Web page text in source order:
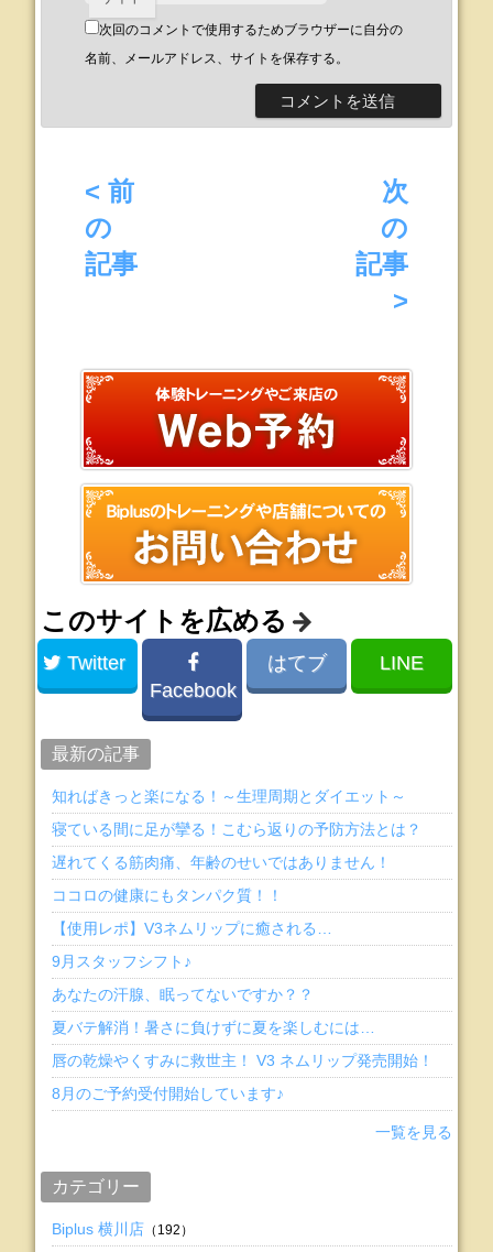
次回のコメントで使用するためブラウザーに自分の
名前、メールアドレス、サイトを保存する。
< 前
の
記事
次
の
記事
>
このサイトを広める
Twitter
Facebook
はてブ LINE
最新の記事
知ればきっと楽になる！～生理周期とダイエット～
寝ている間に足が攣る！こむら返りの予防方法とは？
遅れてくる筋肉痛、年齢のせいではありません！
ココロの健康にもタンパク質！！
【使用レポ】V3ネムリップに癒される…
9月スタッフシフト♪
あなたの汗腺、眠ってないですか？？
夏バテ解消！暑さに負けずに夏を楽しむには…
唇の乾燥やくすみに救世主！ V3 ネムリップ発売開始！
8月のご予約受付開始しています♪
一覧を見る
カテゴリー
Biplus 横川店 （192）